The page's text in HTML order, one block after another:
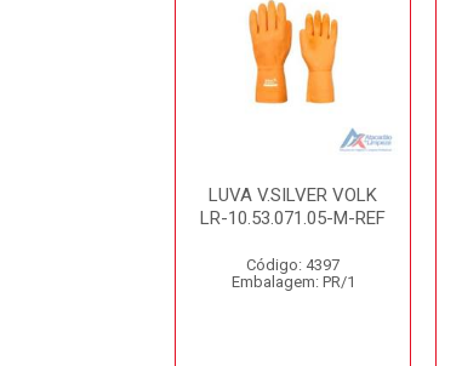
LUVA V.SILVER VOLK
LR-10.53.071.05-M-REF
Código: 4397
Embalagem: PR/1